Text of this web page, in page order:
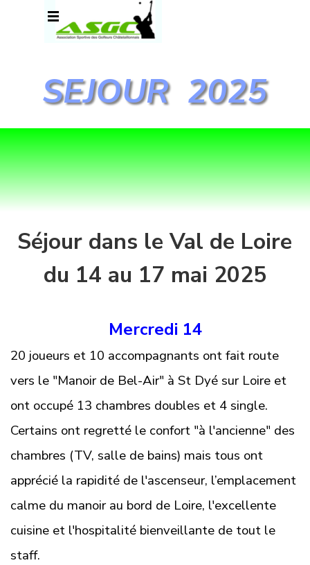
Sauter le menu
SEJOUR  2025
Séjour dans le Val de Loire
du 14 au 17 mai 2025
Mercredi 14
20 joueurs et 10 accompagnants ont fait route
vers le "Manoir de Bel-Air" à St Dyé sur Loire et
ont occupé 13 chambres doubles et 4 single.
Certains ont regretté le confort "à l'ancienne" des
chambres (TV, salle de bains) mais tous ont
apprécié la rapidité de l'ascenseur, l’emplacement
calme du manoir au bord de Loire, l'excellente
cuisine et l'hospitalité bienveillante de tout le
staff.